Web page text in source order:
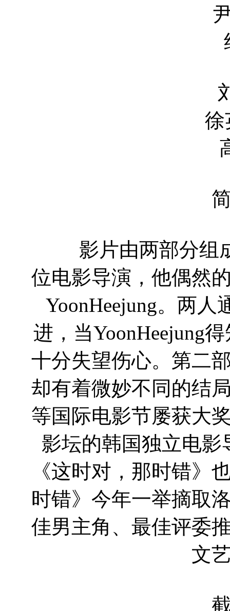
尹汝贞
纪柱
刘俊相
徐英华
高雅星
影片由两部分组成
位电影导演，他偶然
YoonHeejung。两
进，当YoonHeejung
十分失望伤心。第二
却有着微妙不同的结
等国际电影节屡获大
影坛的韩国独立电
《这时对，那时错》
时错》今年一举摘取
佳男主角、最佳评委
文